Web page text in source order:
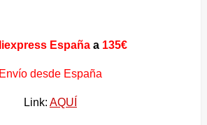
Españaa 135€
Envío desde España
Link: AQUÍ